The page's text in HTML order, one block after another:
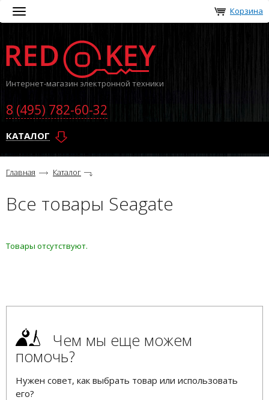
Toggle
navigation
Корзина
Интернет-магазин электронной техники
8 (495) 782-60-32
КАТАЛОГ
Главная Каталог
Все товары Seagate
Товары отсутствуют.
Чем мы еще можем
помочь?
Нужен совет, как выбрать товар или использовать
его?